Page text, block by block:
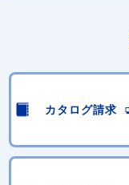
カタログ請求